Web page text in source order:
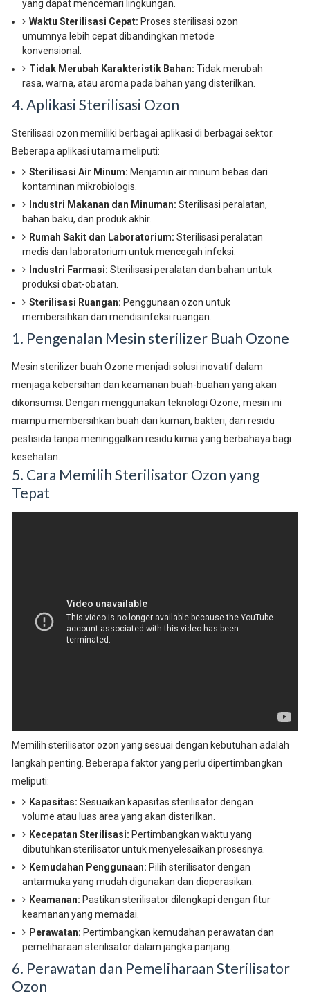
yang dapat mencemari lingkungan.
Waktu Sterilisasi Cepat: Proses sterilisasi ozon
umumnya lebih cepat dibandingkan metode
konvensional.
Tidak Merubah Karakteristik Bahan: Tidak merubah
rasa, warna, atau aroma pada bahan yang disterilkan.
4. Aplikasi Sterilisasi Ozon
Sterilisasi ozon memiliki berbagai aplikasi di berbagai sektor.
Beberapa aplikasi utama meliputi:
Sterilisasi Air Minum: Menjamin air minum bebas dari
kontaminan mikrobiologis.
Industri Makanan dan Minuman: Sterilisasi peralatan,
bahan baku, dan produk akhir.
Rumah Sakit dan Laboratorium: Sterilisasi peralatan
medis dan laboratorium untuk mencegah infeksi.
Industri Farmasi: Sterilisasi peralatan dan bahan untuk
produksi obat-obatan.
Sterilisasi Ruangan: Penggunaan ozon untuk
membersihkan dan mendisinfeksi ruangan.
1. Pengenalan Mesin sterilizer Buah Ozone
Mesin sterilizer buah Ozone menjadi solusi inovatif dalam
menjaga kebersihan dan keamanan buah-buahan yang akan
dikonsumsi. Dengan menggunakan teknologi Ozone, mesin ini
mampu membersihkan buah dari kuman, bakteri, dan residu
pestisida tanpa meninggalkan residu kimia yang berbahaya bagi
kesehatan.
5. Cara Memilih Sterilisator Ozon yang
Tepat
Memilih sterilisator ozon yang sesuai dengan kebutuhan adalah
langkah penting. Beberapa faktor yang perlu dipertimbangkan
meliputi:
Kapasitas: Sesuaikan kapasitas sterilisator dengan
volume atau luas area yang akan disterilkan.
Kecepatan Sterilisasi: Pertimbangkan waktu yang
dibutuhkan sterilisator untuk menyelesaikan prosesnya.
Kemudahan Penggunaan: Pilih sterilisator dengan
antarmuka yang mudah digunakan dan dioperasikan.
Keamanan: Pastikan sterilisator dilengkapi dengan fitur
keamanan yang memadai.
Perawatan: Pertimbangkan kemudahan perawatan dan
pemeliharaan sterilisator dalam jangka panjang.
6. Perawatan dan Pemeliharaan Sterilisator
Ozon